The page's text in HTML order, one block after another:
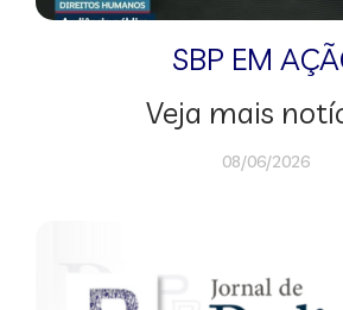
SBP EM
Veja mais
08/06/2026